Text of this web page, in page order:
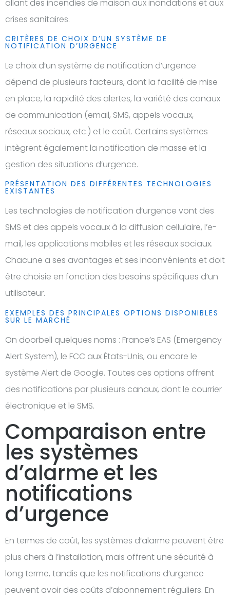
allant des incendies de maison aux inondations et aux
crises sanitaires.
CRITÈRES DE CHOIX D’UN SYSTÈME DE
NOTIFICATION D’URGENCE
Le choix d’un système de notification d’urgence
dépend de plusieurs facteurs, dont la facilité de mise
en place, la rapidité des alertes, la variété des canaux
de communication (email, SMS, appels vocaux,
réseaux sociaux, etc.) et le coût. Certains systèmes
intègrent également la notification de masse et la
gestion des situations d’urgence.
PRÉSENTATION DES DIFFÉRENTES TECHNOLOGIES
EXISTANTES
Les technologies de notification d’urgence vont des
SMS et des appels vocaux à la diffusion cellulaire, l’e-
mail, les applications mobiles et les réseaux sociaux.
Chacune a ses avantages et ses inconvénients et doit
être choisie en fonction des besoins spécifiques d’un
utilisateur.
EXEMPLES DES PRINCIPALES OPTIONS DISPONIBLES
SUR LE MARCHÉ
On doorbell quelques noms : France’s EAS (Emergency
Alert System), le FCC aux États-Unis, ou encore le
système Alert de Google. Toutes ces options offrent
des notifications par plusieurs canaux, dont le courrier
électronique et le SMS.
Comparaison entre
les systèmes
d’alarme et les
notifications
d’urgence
En termes de coût, les systèmes d’alarme peuvent être
plus chers à l’installation, mais offrent une sécurité à
long terme, tandis que les notifications d’urgence
peuvent avoir des coûts d’abonnement réguliers. En